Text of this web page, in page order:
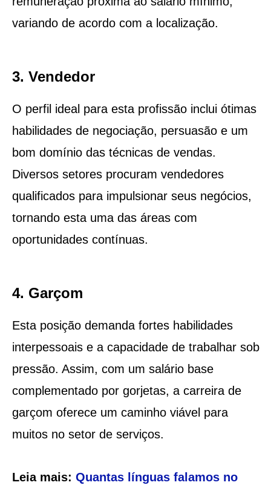
variando de acordo com a localização.
3. Vendedor
O perfil ideal para esta profissão inclui ótimas
habilidades de negociação, persuasão e um
bom domínio das técnicas de vendas.
Diversos setores procuram vendedores
qualificados para impulsionar seus negócios,
tornando esta uma das áreas com
oportunidades contínuas.
4. Garçom
Esta posição demanda fortes habilidades
interpessoais e a capacidade de trabalhar sob
pressão. Assim, com um salário base
complementado por gorjetas, a carreira de
garçom oferece um caminho viável para
muitos no setor de serviços.
Leia mais: Quantas línguas falamos no